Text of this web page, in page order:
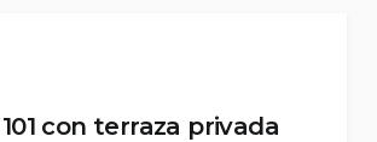
con terraza privada